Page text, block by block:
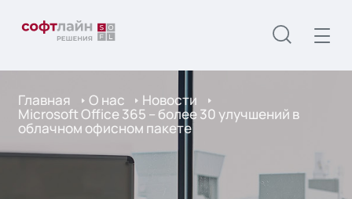
Главная О нас Новости
Microsoft Office 365 – более 30 улучшений в
облачном офисном пакете